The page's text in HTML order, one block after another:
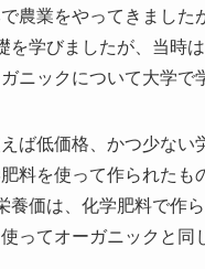
農業をやってきまし
学びましたが、当時
ニックについて大学で
ば低価格、かつ少な
料を使って作られた
価は、化学肥料で作
ってオーガニックと同